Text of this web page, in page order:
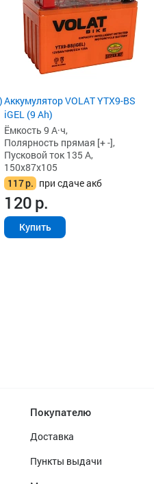
Аккумулятор VOLAT YTX9-BS
iGEL (9 Ah)
Ёмкость 9 А·ч,
Полярность прямая [+ -],
Пусковой ток 135 А,
150x87x105
117р. при сдаче акб
120р.
Купить
Покупателю
Доставка
Пункты выдачи